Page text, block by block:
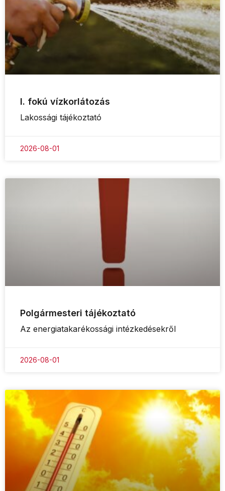
I. fokú vízkorlátozás
Lakossági tájékoztató
2026-08-01
Polgármesteri tájékoztató
Az energiatakarékossági intézkedésekről
2026-08-01